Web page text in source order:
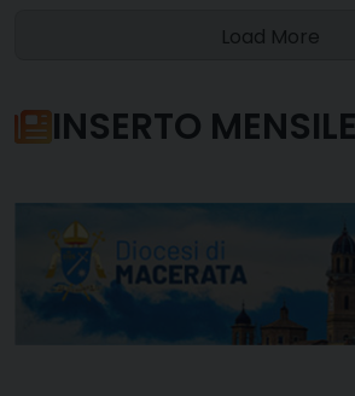
Load More
INSERTO MENSILE